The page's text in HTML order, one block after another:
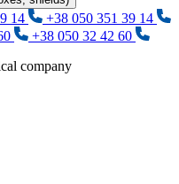
14
+38 050 351 39 14
+38 050 32 42 60
company